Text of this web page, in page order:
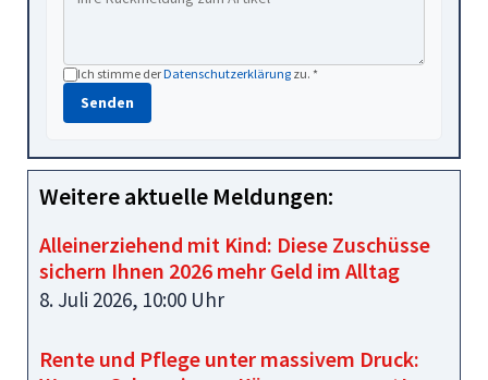
Ich stimme derDatenschutzerklärung zu. *
Senden
Weitere aktuelle Meldungen:
Alleinerziehend mit Kind: Diese Zuschüsse
sichern Ihnen 2026 mehr Geld im Alltag
8. Juli 2026, 10:00 Uhr
Rente und Pflege unter massivem Druck: